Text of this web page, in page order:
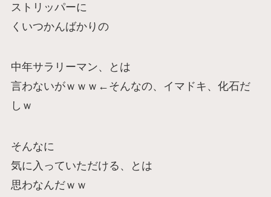
ストリッパーに
くいつかんばかりの
中年サラリーマン、とは
言わないがｗｗｗ←そんなの、イマドキ、化石だ
しｗ
そんなに
気に入っていただける、とは
思わなんだｗｗ